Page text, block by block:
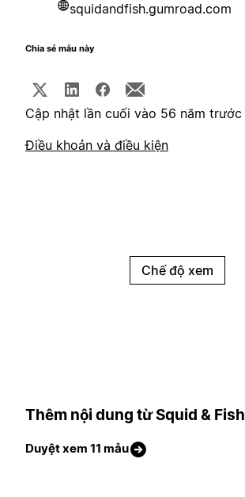
squidandfish.gumroad.com
Chia sẻ mẫu này
Cập nhật lần cuối vào 56 năm trước
Điều khoản và điều kiện
Chế độ xem
Thêm nội dung từ Squid & Fish
Duyệt xem 11 mẫu